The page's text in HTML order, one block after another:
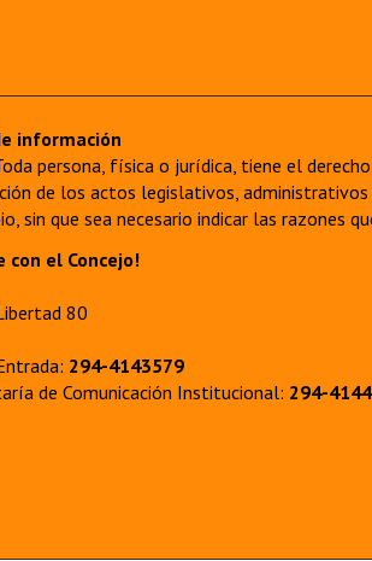
información
persona, física o jurídica, tiene el
de los actos legislativos, administrativos
sin que sea necesario indicar las razones
con el Concejo!
80
294-4143579
de Comunicación Institucional: 294-